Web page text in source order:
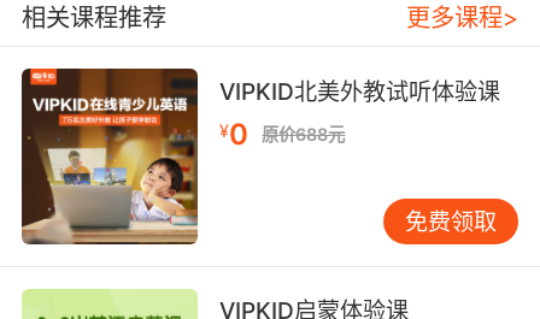
hospital中，常见的科室和部门包括：
Emergency Room (ER)：急诊室 Outpatient
Department (OPD)：门诊部 Intensive Care
Unit (ICU)：重症监护室 Operating Room
(OR)：手术室 了解这些术语有助于在就医时准确
表达需求。例如，当需要急诊时，可以说：I
need to go to the emergency room
immediately. 三、Hospital相关场景实用表达 在
hospital就医时，掌握一些常用表达至关重要。
以下是一些实用场景对话： 挂号： I’d like to
相关课程推荐 更多课程>
VIPKID北美外教试听体验课
¥0 原价688元
免费领取
VIPKID启蒙体验课